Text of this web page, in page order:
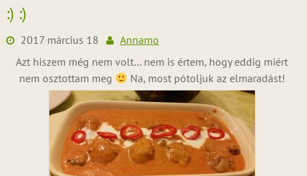
:) :)
2017 március 18
Annamo
Azt hiszem még nem volt… nem is értem, hogy eddig miért
nem osztottam meg
Na, most pótoljuk az elmaradást!